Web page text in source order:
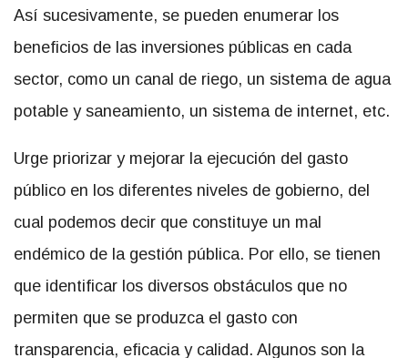
Así sucesivamente, se pueden enumerar los
beneficios de las inversiones públicas en cada
sector, como un canal de riego, un sistema de agua
potable y saneamiento, un sistema de internet, etc.
Urge priorizar y mejorar la ejecución del gasto
público en los diferentes niveles de gobierno, del
cual podemos decir que constituye un mal
endémico de la gestión pública. Por ello, se tienen
que identificar los diversos obstáculos que no
permiten que se produzca el gasto con
transparencia, eficacia y calidad. Algunos son la